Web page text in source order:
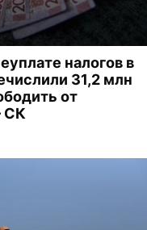
налогов в
31,2 млн
от
СК